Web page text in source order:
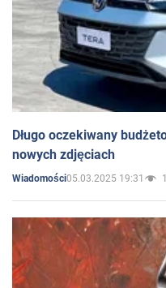
Długo oczekiwany
nowych zdjęciach
Wiadomości05.03.2025 19:31